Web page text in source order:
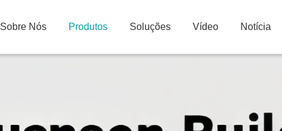
Sobre Nós Produtos Soluções Vídeo Notícia